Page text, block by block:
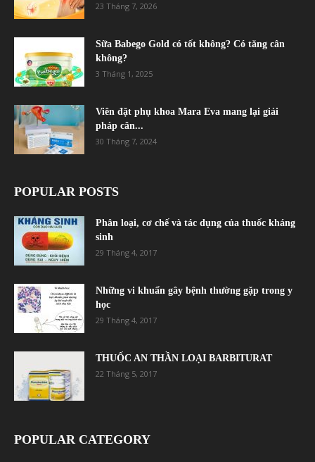
23 Tháng 7, 2026
Sữa Babego Gold có tốt không? Có tăng cân
không?
3 Tháng 1, 2025
Viên đặt phụ khoa Mara Eva mang lại giải
pháp cân...
30 Tháng 7, 2024
POPULAR POSTS
Phân loại, cơ chế và tác dụng của thuốc kháng
sinh
29 Tháng 4, 2017
Những vi khuẩn gây bệnh thường gặp trong y
học
29 Tháng 4, 2017
THUỐC AN THẦN LOẠI BARBITURAT
22 Tháng 5, 2017
POPULAR CATEGORY